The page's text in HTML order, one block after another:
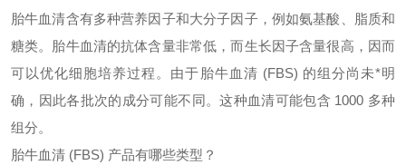
胎牛血清含有多种营养因子和大分子因子，例如氨基酸、脂质和
糖类。胎牛血清的抗体含量非常低，而生长因子含量很高，因而
可以优化细胞培养过程。由于胎牛血清 (FBS) 的组分尚未*明
确，因此各批次的成分可能不同。这种血清可能包含 1000 多种
组分。
胎牛血清 (FBS) 产品有哪些类型？